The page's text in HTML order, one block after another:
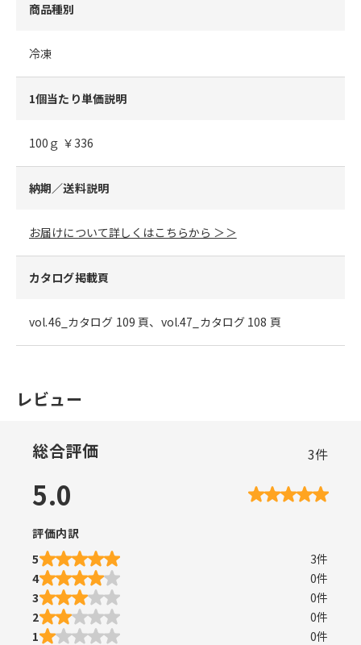
商品種別
冷凍
1個当たり単価説明
100ｇ ￥336
納期／送料説明
お届けについて詳しくはこちらから ＞＞
カタログ掲載頁
vol.46_カタログ 109 頁、vol.47_カタログ 108 頁
レビュー
総合評価 3件
5.0
評価内訳
5
3件
4
0件
3
0件
2
0件
1
0件